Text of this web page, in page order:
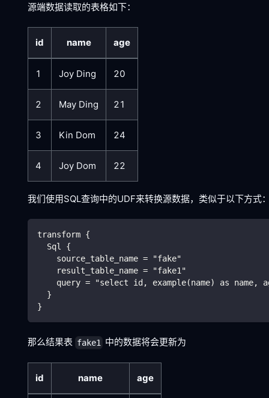
源端数据读取的表格如下：
id name age
1 Joy Ding 20
2 May Ding 21
3 Kin Dom 24
4 Joy Dom 22
我们使用SQL查询中的UDF来转换源数据，类似于以下方式
transform {
  Sql {
    source_table_name = "fake"
    result_table_name = "fake1"
query = "select id, example(name) as name,
  }
}
那么结果表 fake1 中的数据将会更新为
id name age